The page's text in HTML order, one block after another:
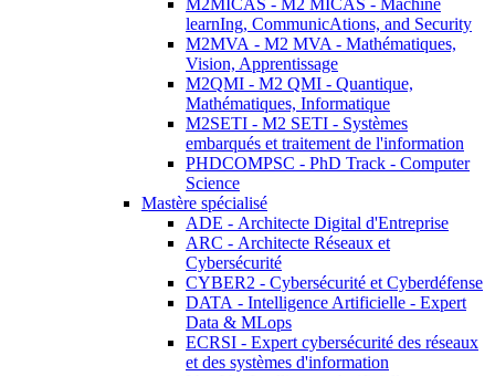
M2MICAS - M2 MICAS - Machine
learnIng, CommunicAtions, and Security
M2MVA - M2 MVA - Mathématiques,
Vision, Apprentissage
M2QMI - M2 QMI - Quantique,
Mathématiques, Informatique
M2SETI - M2 SETI - Systèmes
embarqués et traitement de l'information
PHDCOMPSC - PhD Track - Computer
Science
Mastère spécialisé
ADE - Architecte Digital d'Entreprise
ARC - Architecte Réseaux et
Cybersécurité
CYBER2 - Cybersécurité et Cyberdéfense
DATA - Intelligence Artificielle - Expert
Data & MLops
ECRSI - Expert cybersécurité des réseaux
et des systèmes d'information